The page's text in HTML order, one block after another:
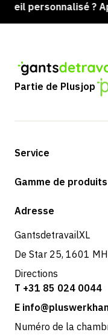
personnalisé ?
Partie de Plusjop
Service
Options de paiement
Retours et service
Gamme de produits
Boutique
Adresse
GantsdetravailXL
De Star 25, 1601
Directions
T +31 85 024 0044
E
Numéro de la